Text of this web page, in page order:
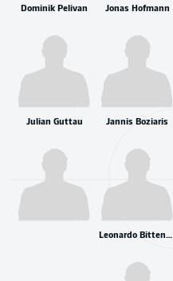
Dominik Pelivan Jonas Hofmann
Julian Guttau Jannis Boziaris
Leonardo Bittencourt